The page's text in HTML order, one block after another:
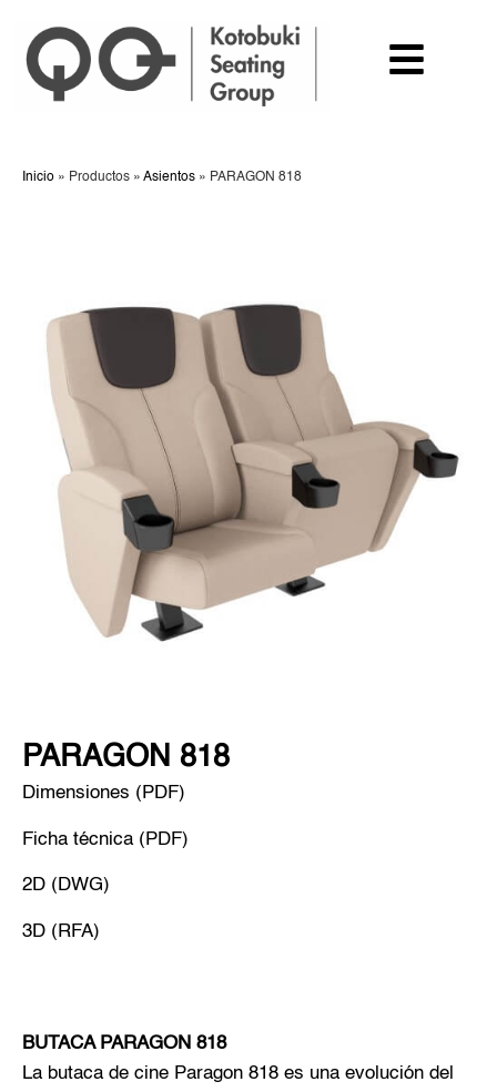
Inicio » Productos » Asientos » PARAGON 818
PARAGON 818
Dimensiones (PDF)
Ficha técnica (PDF)
2D (DWG)
3D (RFA)
BUTACA PARAGON 818
La butaca de cine Paragon 818 es una evolución del